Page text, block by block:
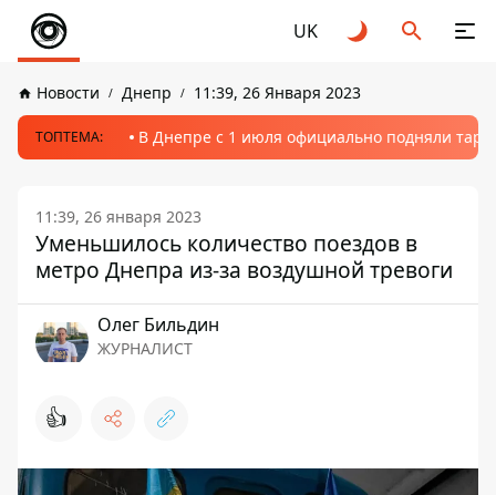
UK
Новости Днепр 11:39, 26 Января 2023
ТОПТЕМА: В Днепре с 1 июля официально подняли
11:39, 26 января 2023
Уменьшилось количество поездов в
метро Днепра из-за воздушной тревоги
Олег Бильдин
ЖУРНАЛИСТ
👍